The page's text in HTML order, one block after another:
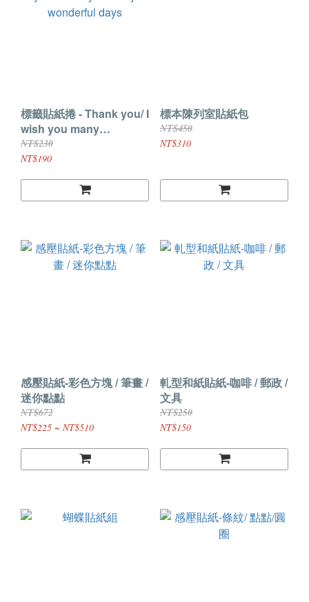
標籤貼紙捲 - Thank you/ I
wish you many
wonderful days
NT$230
NT$190
標本陳列室貼紙包
NT$450
NT$310
感壓貼紙-彩色方塊 / 筆畫 /
迷你點點
NT$672
NT$225 ~ NT$510
軋型和紙貼紙-咖啡 / 郵政 /
文具
NT$250
NT$150